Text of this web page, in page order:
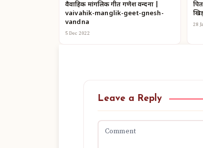
वैवाहिक मांगलिक गीत गणेश वन्दना |
vaivahik-manglik-geet-gnesh-
vandna
5 Dec 2022
28
Leave a Reply